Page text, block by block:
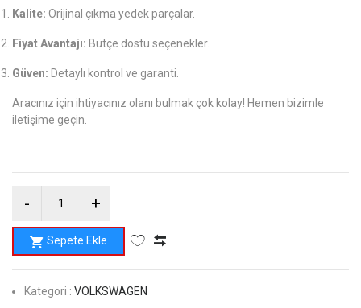
Kalite: Orijinal çıkma yedek parçalar.
Fiyat Avantajı: Bütçe dostu seçenekler.
Güven: Detaylı kontrol ve garanti.
Aracınız için ihtiyacınız olanı bulmak çok kolay! Hemen bizimle
iletişime geçin.
Sepete Ekle
Kategori : VOLKSWAGEN